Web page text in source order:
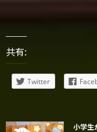
共有:
Twitter
小学生